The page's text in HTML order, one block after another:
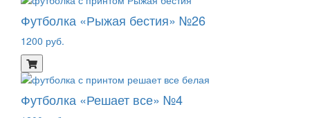
Футболка «Рыжая бестия» №26
1200 руб.
Футболка «Решает все» №4